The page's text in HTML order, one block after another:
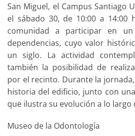
San Miguel, el Campus Santiago
el sábado 30, de 10:00 a 14:00
comunidad a participar en
dependencias, cuyo valor
un siglo. La actividad
también la posibilidad de
por el recinto. Durante la
historia del edificio, junto con
que ilustra su evolución a lo largo
Museo de la Odontología